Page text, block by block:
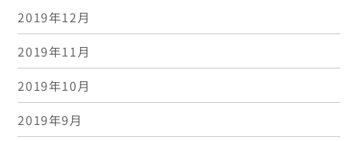
2019年12月
2019年11月
2019年10月
2019年9月